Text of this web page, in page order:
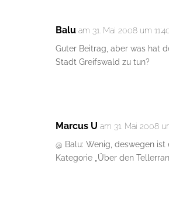
Balu am 31. Mai 2008 um
Guter Beitrag, aber was hat
Stadt Greifswald zu tun?
Marcus U am 31. Mai 2008
@ Balu: Wenig, deswegen ist
Kategorie „Über den